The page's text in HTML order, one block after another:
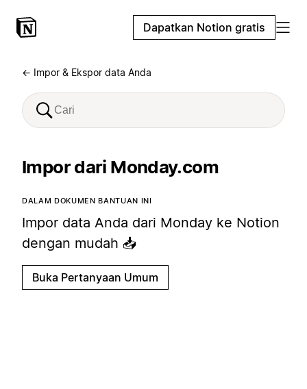
Dapatkan Notion gratis
← Impor & Ekspor data Anda
Impor dari Monday.com
DALAM DOKUMEN BANTUAN INI
Impor data Anda dari Monday ke Notion
dengan mudah 📥
Buka Pertanyaan Umum